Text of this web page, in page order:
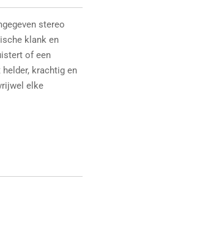
stereo
klank en
of een
krachtig en
elke